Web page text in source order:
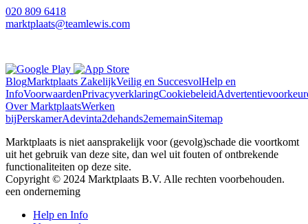
020 809 6418
marktplaats@teamlewis.com
BlogMarktplaats ZakelijkVeilig en SuccesvolHelp en
InfoVoorwaardenPrivacyverklaringCookiebeleid
Over MarktplaatsWerken
bijPerskamerAdevinta2dehands2ememainSitemap
Marktplaats is niet aansprakelijk voor (gevolg)schade die voortkomt
uit het gebruik van deze site, dan wel uit fouten of ontbrekende
functionaliteiten op deze site.
Copyright © 2024 Marktplaats B.V. Alle rechten voorbehouden.
een onderneming
Help en Info